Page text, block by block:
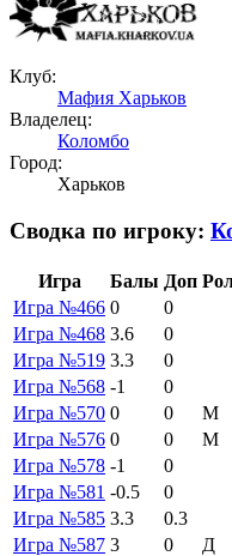
Клуб:
Мафия Харьков
Владелец:
Коломбо
Город:
Харьков
Сводка по игроку:
Игра Балы Доп
Игра №466 0 0
Игра №468 3.6 0
Игра №519 3.3 0
Игра №568 -1 0
Игра №570 0 0 М
Игра №576 0 0 М
Игра №578 -1 0
Игра №581 -0.5 0
Игра №585 3.3 0.3
Игра №587 3 0 Д